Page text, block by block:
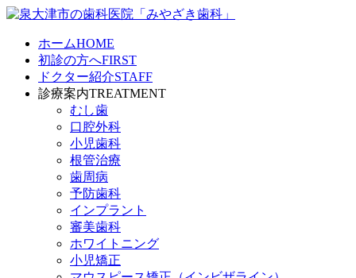
ホームHOME
初診の方へFIRST
ドクター紹介STAFF
診療案内TREATMENT
むし歯
口腔外科
小児歯科
根管治療
歯周病
予防歯科
インプラント
審美歯科
ホワイトニング
小児矯正